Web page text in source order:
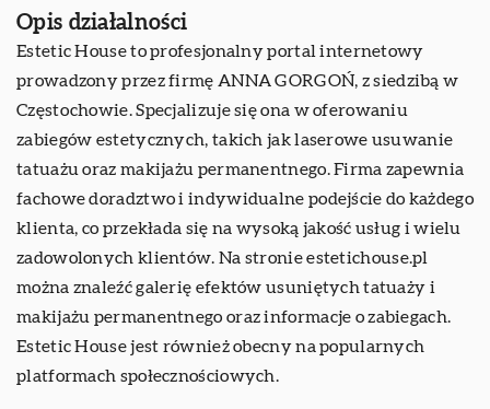
Opis działalności
Estetic House to profesjonalny portal internetowy
prowadzony przez firmę ANNA GORGOŃ, z siedzibą w
Częstochowie. Specjalizuje się ona w oferowaniu
zabiegów estetycznych, takich jak laserowe usuwanie
tatuażu oraz makijażu permanentnego. Firma zapewnia
fachowe doradztwo i indywidualne podejście do każdego
klienta, co przekłada się na wysoką jakość usług i wielu
zadowolonych klientów. Na stronieestetichouse.pl
można znaleźć galerię efektów usuniętych tatuaży i
makijażu permanentnego oraz informacje o zabiegach.
Estetic House jest również obecny na popularnych
platformach społecznościowych.